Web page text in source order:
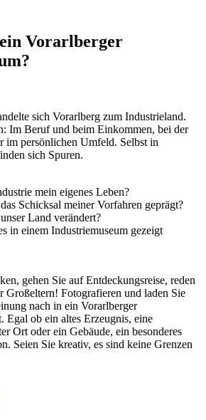
Vorarlberger
sich Vorarlberg zum Industrieland.
Im Beruf und beim Einkommen, bei der
im persönlichen Umfeld. Selbst in
sich Spuren.
mein eigenes Leben?
Schicksal meiner Vorfahren geprägt?
Land verändert?
in einem Industriemuseum gezeigt
gehen Sie auf Entdeckungsreise, reden
Großeltern! Fotografieren und laden Sie
nach in ein Vorarlberger
Egal ob ein altes Erzeugnis, eine
Ort oder ein Gebäude, ein besonderes
Seien Sie kreativ, es sind keine Grenzen